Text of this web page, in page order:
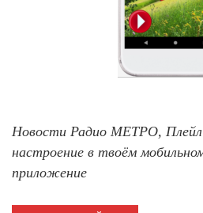
Новости Радио МЕТРО,
настроение в твоём
приложение